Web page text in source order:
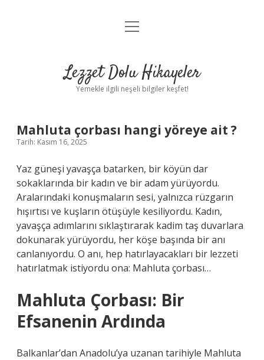
Anasayfa
Yasal Uyarı
menüyü
Lezzet Dolu Hikayeler
Yemekle ilgili neşeli bilgiler keşfet!
Mahluta çorbası hangi yöreye ait ?
Tarih: Kasım 16, 2025
Yaz güneşi yavaşça batarken, bir köyün dar
sokaklarında bir kadın ve bir adam yürüyordu.
Aralarındaki konuşmaların sesi, yalnızca rüzgarın
hışırtısı ve kuşların ötüşüyle kesiliyordu. Kadın,
yavaşça adımlarını sıklaştırarak kadim taş duvarlara
dokunarak yürüyordu, her köşe başında bir anı
canlanıyordu. O anı, hep hatırlayacakları bir lezzeti
hatırlatmak istiyordu ona: Mahluta çorbası…
Mahluta Çorbası: Bir
Efsanenin Ardında
Balkanlar’dan Anadolu’ya uzanan tarihiyle Mahluta